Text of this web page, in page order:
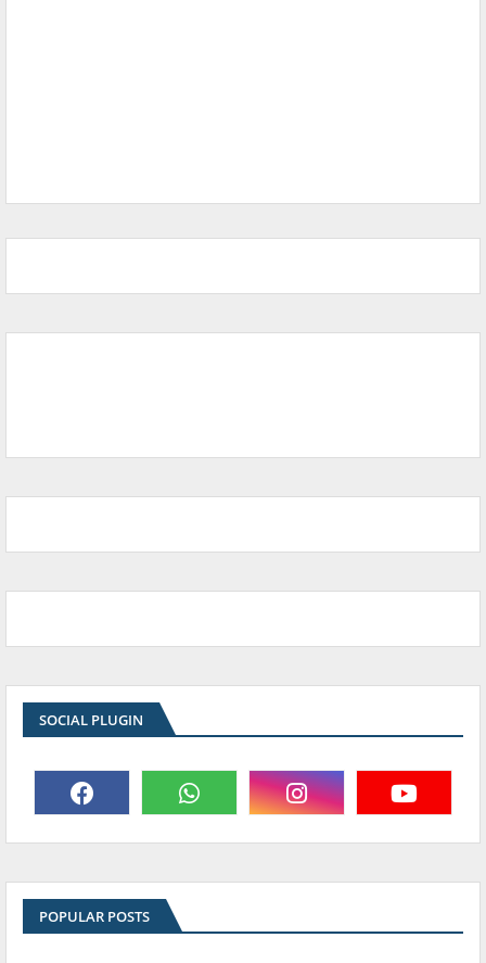
SOCIAL PLUGIN
POPULAR POSTS